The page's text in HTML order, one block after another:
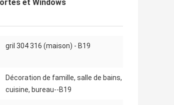
et Windows
gril 304 316 (maison) - B19
Décoration de famille, salle de bains,
cuisine, bureau--B19